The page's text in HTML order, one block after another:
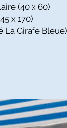
(40 x 60)
x 170)
La Girafe Bleue)